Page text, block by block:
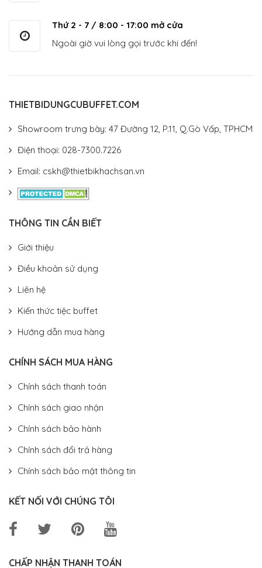
Thứ 2 - 7 / 8:00 - 17:00 mở cửa
Ngoài giờ vui lòng gọi trước khi đến!
THIETBIDUNGCUBUFFET.COM
Showroom trưng bày: 47 Đường 12, P.11, Q.Gò Vấp, TPHCM
Điện thoại: 028-7300.7226
Email: cskh@thietbikhachsan.vn
THÔNG TIN CẦN BIẾT
Giới thiệu
Điều khoản sử dụng
Liên hệ
Kiến thức tiệc buffet
Hướng dẫn mua hàng
CHÍNH SÁCH MUA HÀNG
Chính sách thanh toán
Chính sách giao nhận
Chính sách bảo hành
Chính sách đổi trả hàng
Chính sách bảo mật thông tin
KẾT NỐI VỚI CHÚNG TÔI
CHẤP NHẬN THANH TOÁN